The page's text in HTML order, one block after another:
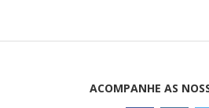
ACOMPANHE AS